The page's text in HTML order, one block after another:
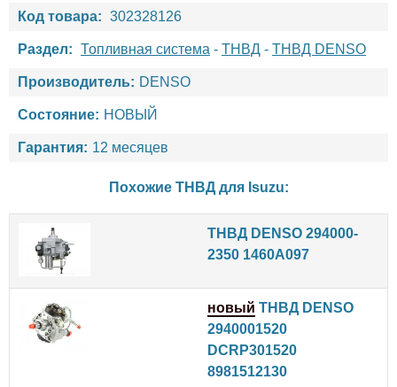
Код товара: 302328126
Раздел: Топливная система - ТНВД - ТНВД DENSO
Производитель: DENSO
Состояние: НОВЫЙ
Гарантия: 12 месяцев
Похожие ТНВД для Isuzu:
ТНВД DENSO 294000-
2350 1460A097
новый ТНВД DENSO
2940001520
DCRP301520
8981512130